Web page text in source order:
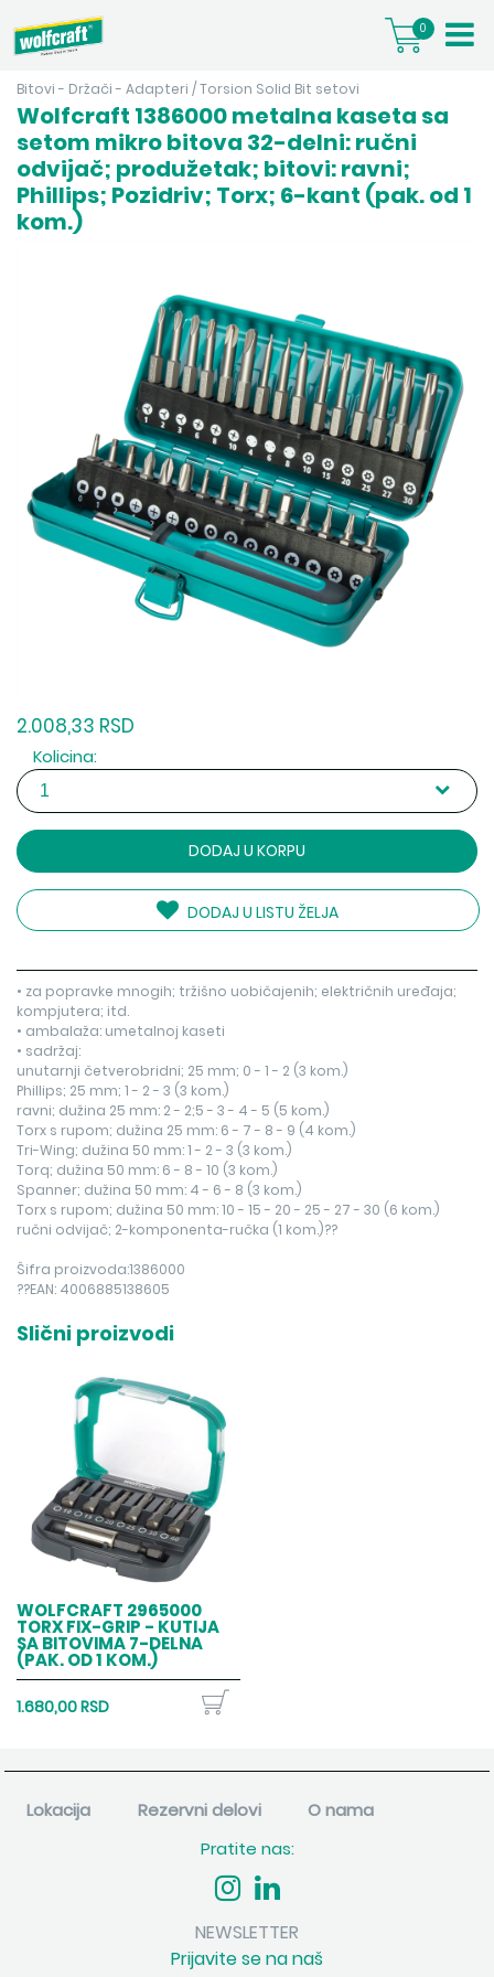
0
Bitovi - Držači - Adapteri /Torsion Solid Bit setovi
Wolfcraft 1386000 metalna kaseta sa
setom mikro bitova 32-delni: ručni
odvijač; produžetak; bitovi: ravni;
Phillips; Pozidriv; Torx; 6-kant (pak. od 1
kom.)
2.008,33 RSD
Kolicina:
DODAJ U KORPU
DODAJ U LISTU ŽELJA
• za popravke mnogih; tržišno uobičajenih; električnih uređaja;
kompjutera; itd.
• ambalaža: umetalnoj kaseti
• sadržaj:
unutarnji četverobridni; 25 mm; 0 - 1 - 2 (3 kom.)
Phillips; 25 mm; 1 - 2 - 3 (3 kom.)
ravni; dužina 25 mm: 2 - 2;5 - 3 - 4 - 5 (5 kom.)
Torx s rupom; dužina 25 mm: 6 - 7 - 8 - 9 (4 kom.)
Tri-Wing; dužina 50 mm: 1 - 2 - 3 (3 kom.)
Torq; dužina 50 mm: 6 - 8 - 10 (3 kom.)
Spanner; dužina 50 mm: 4 - 6 - 8 (3 kom.)
Torx s rupom; dužina 50 mm: 10 - 15 - 20 - 25 - 27 - 30 (6 kom.)
ručni odvijač; 2-komponenta-ručka (1 kom.)??
Šifra proizvoda:1386000
??EAN: 4006885138605
Slični proizvodi
WOLFCRAFT 2965000
TORX FIX-GRIP - KUTIJA
SA BITOVIMA 7-DELNA
(PAK. OD 1 KOM.)
1.680,00 RSD
Lokacija Rezervni delovi
O nama
Pratite nas:
NEWSLETTER
Prijavite se na naš